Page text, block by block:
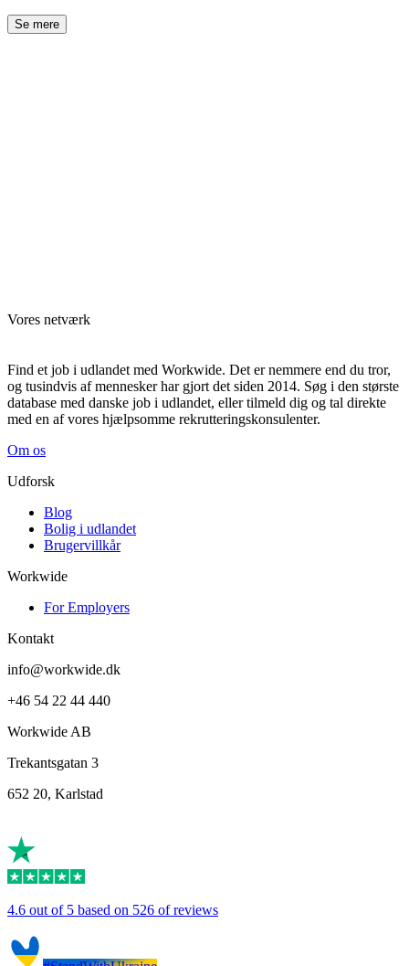
Se mere
Vores netværk
Find et job i udlandet med Workwide. Det er nemmere end du tror,
og tusindvis af mennesker har gjort det siden 2014. Søg i den største
database med danske job i udlandet, eller tilmeld dig og tal direkte
med en af vores hjælpsomme rekrutteringskonsulenter.
Om os
Udforsk
Blog
Bolig i udlandet
Brugervillkår
Workwide
For Employers
Kontakt
info@workwide.dk
+46 54 22 44 440
Workwide AB
Trekantsgatan 3
652 20, Karlstad
4.6 out of 5 based on 526 of reviews